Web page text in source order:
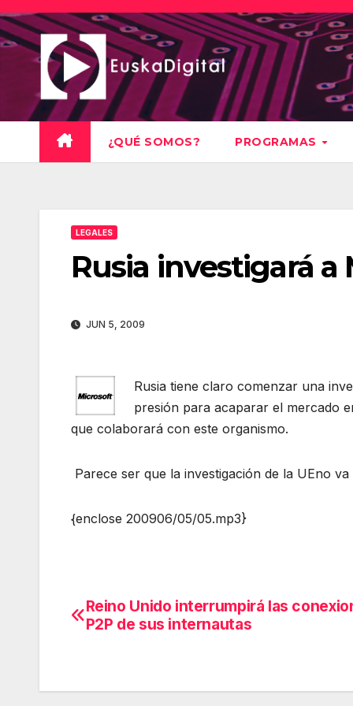
Saltar
al
contenido
¿QUÉ SOMOS? PROGRAMAS
LEGALES
Rusia investigará
JUN 5, 2009
Rusia tiene claro comenzar una
presión para acaparar el mercado
que colaborará con este organismo.
Parece ser que la investigación de la UEno
{enclose 200906/05/05.mp3}
Navegación
Reino Unido interrumpirá las
P2P de sus internautas